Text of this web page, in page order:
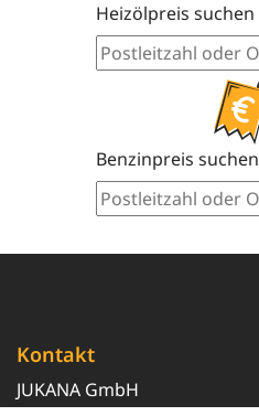
Heizölpreis suchen
Benzinpreis suchen
Kontakt
JUKANA GmbH